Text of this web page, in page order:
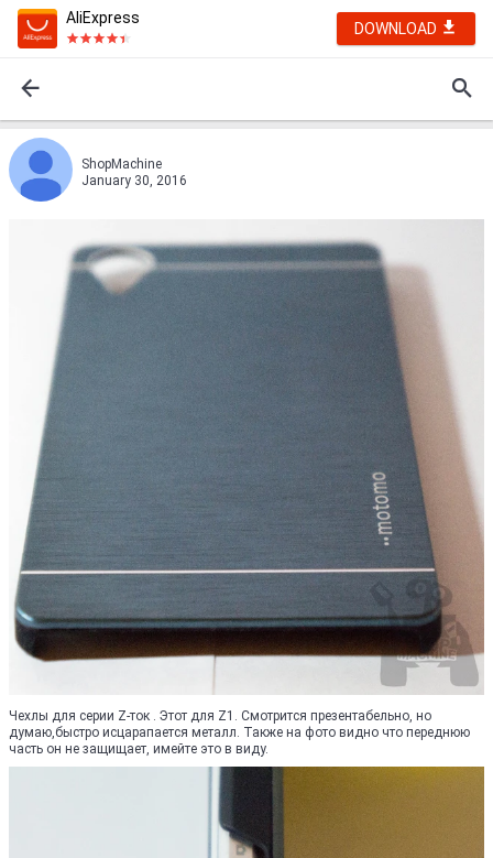
AliExpress
DOWNLOAD
ShopMachine
January 30, 2016
Чехлы для серии Z-ток . Этот для Z1. Смотрится презентабельно, но
думаю,быстро исцарапается металл. Также на фото видно что переднюю
часть он не защищает, имейте это в виду.